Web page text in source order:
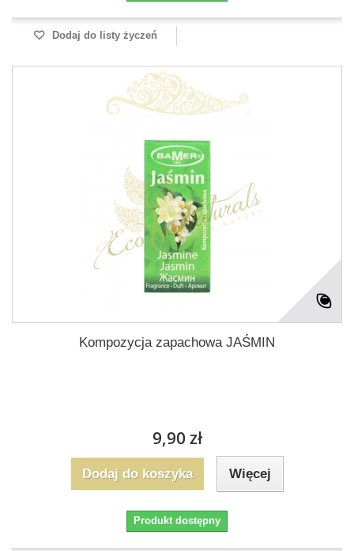
Dodaj do listy życzeń
Kompozycja zapachowa JAŚMIN
9,90 zł
Dodaj do koszyka Więcej
Produkt dostępny